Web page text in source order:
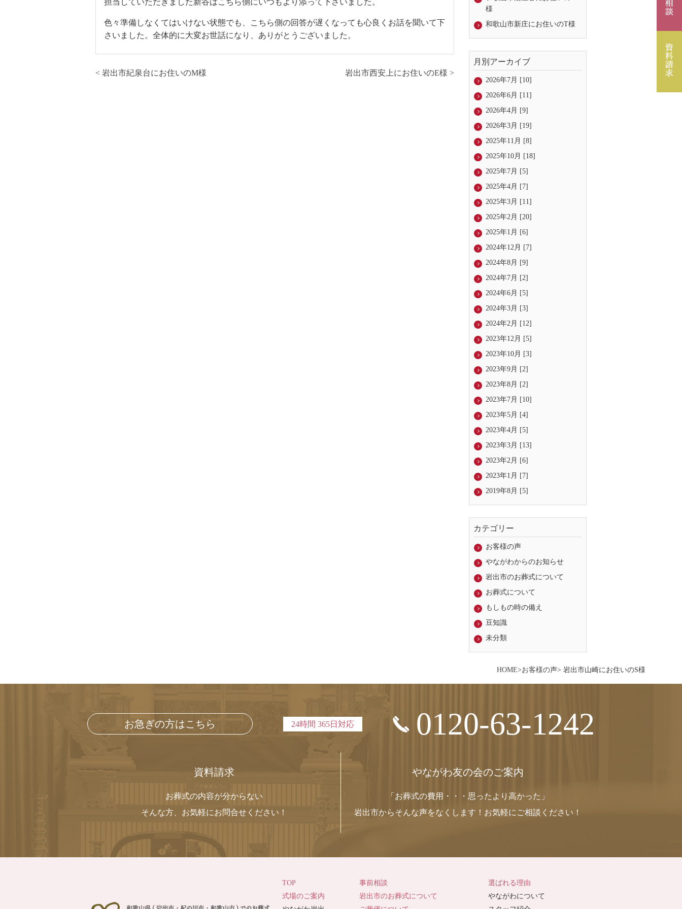
担当していただきました新谷はこちら側にいつもより添って下さいました。
色々準備しなくてはいけない状態でも、こちら側の回答が遅くなっても心良くお話を聞いて下
さいました。全体的に大変お世話になり、ありがとうございました。
< 岩出市紀泉台にお住いのM様 岩出市西安上にお住いのE様 >
様
和歌山市新庄にお住いのT様
月別アーカイブ
2026年7月 [10]
2026年6月 [11]
2026年4月 [9]
2026年3月 [19]
2025年11月 [8]
2025年10月 [18]
2025年7月 [5]
2025年4月 [7]
2025年3月 [11]
2025年2月 [20]
2025年1月 [6]
2024年12月 [7]
2024年8月 [9]
2024年7月 [2]
2024年6月 [5]
2024年3月 [3]
2024年2月 [12]
2023年12月 [5]
2023年10月 [3]
2023年9月 [2]
2023年8月 [2]
2023年7月 [10]
2023年5月 [4]
2023年4月 [5]
2023年3月 [13]
2023年2月 [6]
2023年1月 [7]
2019年8月 [5]
カテゴリー
お客様の声
やながわからのお知らせ
岩出市のお葬式について
お葬式について
もしもの時の備え
豆知識
未分類
HOME>お客様の声> 岩出市山崎にお住いのS様
お急ぎの方はこちら 24時間 365日対応 0120-63-1242
資料請求
お葬式の内容が分からない
そんな方、お気軽にお問合せください！
やながわ友の会のご案内
「お葬式の費用・・・思ったより高かった」
岩出市からそんな声をなくします！お気軽にご相談ください！
TOP
式場のご案内
事前相談
岩出市のお葬式について
選ばれる理由
やながわについて